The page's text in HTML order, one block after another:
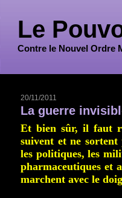
Le
Contre le Nouvel Ordre
20/11/2011
La guerre
Et bien sûr, il faut
suivent et ne sortent
les politiques, les
pharmaceutiques et
marchent avec le